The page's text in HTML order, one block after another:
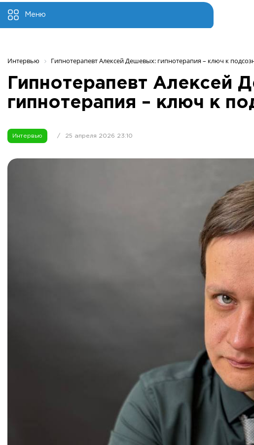
Меню
Интервью Гипнотерапевт Алексей Дешевых: гипнотерапия – ключ к
Гипнотерапевт Алексей
гипнотерапия – ключ к
Интервью / 25 апреля 2026 23:10